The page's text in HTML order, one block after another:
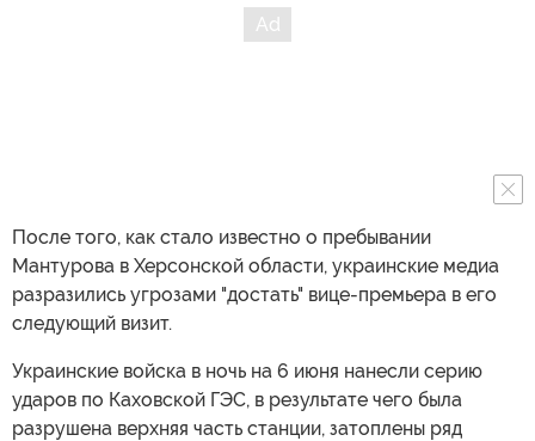
После того, как стало известно о пребывании
Мантурова в Херсонской области, украинские медиа
разразились угрозами "достать" вице-премьера в его
следующий визит.
Украинские войска в ночь на 6 июня нанесли серию
ударов по Каховской ГЭС, в результате чего была
разрушена верхняя часть станции, затоплены ряд